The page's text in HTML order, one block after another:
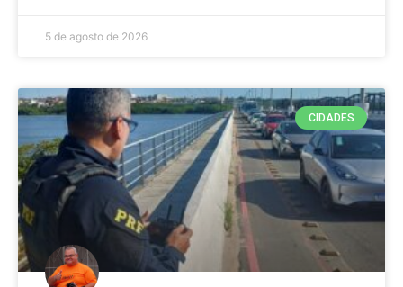
5 de agosto de 2026
CIDADES